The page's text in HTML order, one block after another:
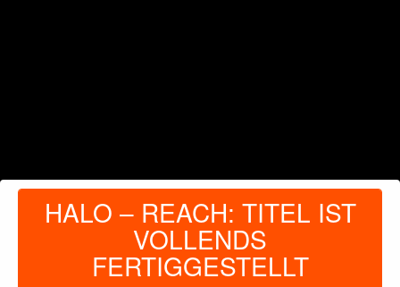
HALO – REACH: TITEL IST
VOLLENDS
FERTIGGESTELLT